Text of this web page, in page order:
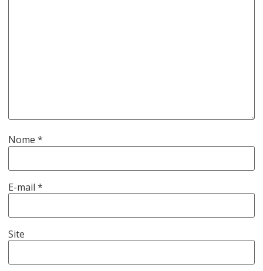
Nome*
E-mail*
Site